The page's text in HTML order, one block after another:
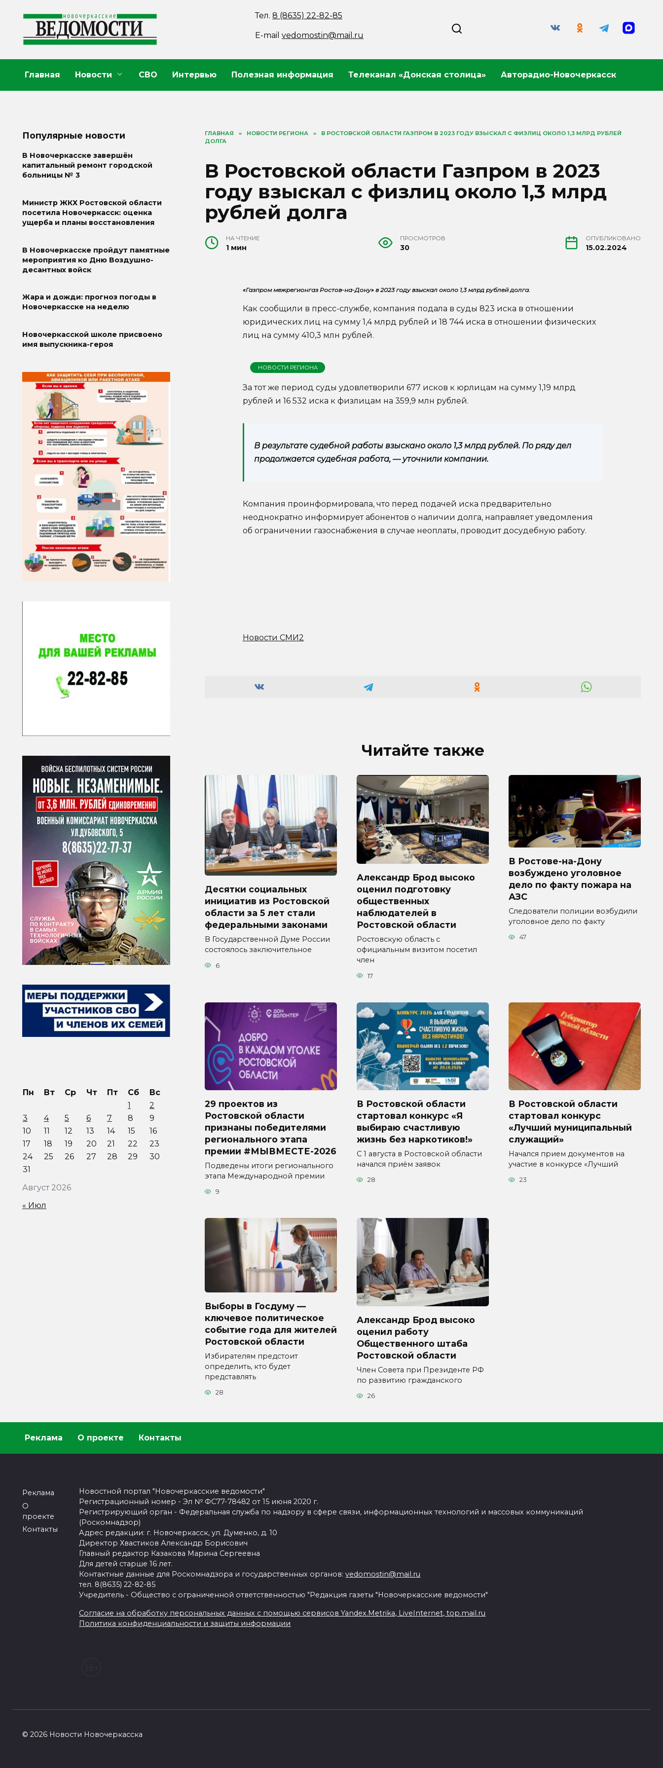
содержанию
Тел.8 (8635) 22-82-85
E-mailvedomostin@mail.ru
Главная Новости СВО Интервью Полезная информация Телеканал «Донская столица» Авторадио-Новочеркасск
ГЛАВНАЯ » НОВОСТИ РЕГИОНА »
В РОСТОВСКОЙ ОБЛАСТИ ГАЗПРОМ В 2023 ГОДУ ВЗЫСКАЛ С ФИЗЛИЦ ОКОЛО 1,3 МЛРД РУБЛЕЙ
ДОЛГА
В Ростовской области Газпром в 2023
году взыскал с физлиц около 1,3 млрд
рублей долга
НА ЧТЕНИЕ
1 мин
ПРОСМОТРОВ
30
ОПУБЛИКОВАНО
15.02.2024
«Газпром межрегионгаз Ростов-на-Дону» в 2023 году взыскал около 1,3 млрд рублей долга.
Как сообщили в пресс-службе, компания подала в суды 823 иска в отношении
юридических лиц на сумму 1,4 млрд рублей и 18 744 иска в отношении физических
лиц на сумму 410,3 млн рублей.
НОВОСТИ РЕГИОНА
За тот же период суды удовлетворили 677 исков к юрлицам на сумму 1,19 млрд
рублей и 16 532 иска к физлицам на 359,9 млн рублей.
В результате судебной работы взыскано около 1,3 млрд рублей. По ряду дел
продолжается судебная работа, — уточнили компании.
Компания проинформировала, что перед подачей иска предварительно
неоднократно информирует абонентов о наличии долга, направляет уведомления
об ограничении газоснабжения в случае неоплаты, проводит досудебную работу.
Новости СМИ2
Читайте также
Десятки социальных
инициатив из Ростовской
области за 5 лет стали
федеральными законами
В Государственной Думе России
состоялось заключительное
6
Александр Брод высоко
оценил подготовку
общественных
наблюдателей в
Ростовской области
Ростовскую область с
официальным визитом посетил
член
17
В Ростове-на-Дону
возбуждено уголовное
дело по факту пожара на
АЗС
Следователи полиции возбудили
уголовное дело по факту
47
29 проектов из
Ростовской области
признаны победителями
регионального этапа
премии #МЫВМЕСТЕ-2026
Подведены итоги регионального
этапа Международной премии
9
В Ростовской области
стартовал конкурс «Я
выбираю счастливую
жизнь без наркотиков!»
С 1 августа в Ростовской области
начался приём заявок
28
В Ростовской области
стартовал конкурс
«Лучший муниципальный
служащий»
Начался прием документов на
участие в конкурсе «Лучший
23
Выборы в Госдуму —
ключевое политическое
событие года для жителей
Ростовской области
Избирателям предстоит
определить, кто будет
представлять
28
Александр Брод высоко
оценил работу
Общественного штаба
Ростовской области
Член Совета при Президенте РФ
по развитию гражданского
26
Популярные новости
В Новочеркасске завершён
капитальный ремонт городской
больницы № 3
Министр ЖКХ Ростовской области
посетила Новочеркасск: оценка
ущерба и планы восстановления
В Новочеркасске пройдут памятные
мероприятия ко Дню Воздушно-
десантных войск
Жара и дожди: прогноз погоды в
Новочеркасске на неделю
Новочеркасской школе присвоено
имя выпускника-героя
Август 2026
Пн Вт Ср Чт Пт Сб
Вс
1
2
3
4 5 6 7 8
9
10
11 12 13 14 15
16
17
18 19 20 21 22
23
24
25 26 27 28 29
30
31
« Июл
Реклама О проекте Контакты
Реклама
О
проекте
Контакты
Новостной портал "Новочеркасские ведомости"
Регистрационный номер - Эл № ФС77-78482 от 15 июня 2020 г.
Регистрирующий орган - Федеральная служба по надзору в сфере связи, информационных технологий и массовых коммуникаций
(Роскомнадзор)
Адрес редакции: г. Новочеркасск, ул. Думенко, д. 10
Директор Хвастиков Александр Борисович
Главный редактор Казакова Марина Сергеевна
Для детей старше 16 лет.
Контактные данные для Роскомнадзора и государственных органов:vedomostin@mail.ru
тел. 8(8635) 22-82-85
Учредитель - Общество с ограниченной ответственностью "Редакция газеты "Новочеркасские ведомости"
Согласие на обработку персональных данных с помощью сервисов Yandex.Metrika, LiveInternet, top.mail.ru
Политика конфиденциальности и защиты информации
© 2026 Новости Новочеркасска